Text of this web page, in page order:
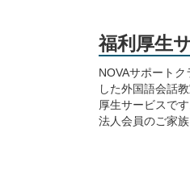
福利厚生
NOVAサポート
した外国語会話
厚生サービスです
法人会員のご家